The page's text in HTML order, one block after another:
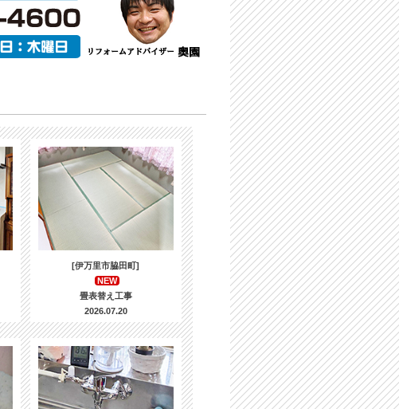
[伊万里市脇田町]
NEW
畳表替え工事
2026.07.20